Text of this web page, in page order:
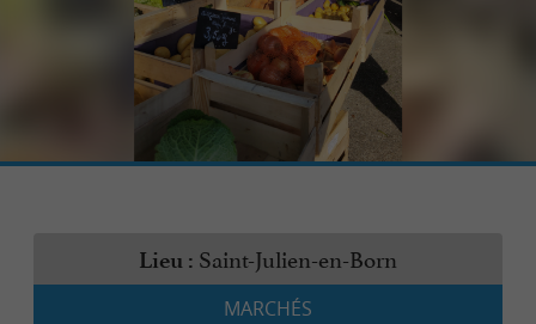
Lieu : Saint-Julien-en-Born
MARCHÉS